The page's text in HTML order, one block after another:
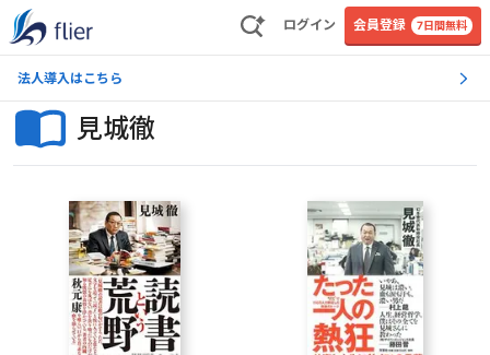
ログイン 会員登録 7日間無料
法人導入はこちら
見城徹